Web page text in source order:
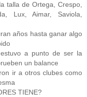
talla de Ortega, Crespo,
Lux, Aimar, Saviola,
años hasta ganar algo
a punto de ser la
un balance
ir a otros clubes como
TIENE?